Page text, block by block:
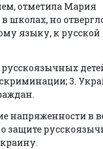
отметила Мария
школах, но
языку, к русской
3.
напряженности в
защите